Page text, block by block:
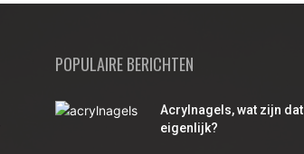
POPULAIRE BERICHTEN
Acrylnagels, wat zijn dat
eigenlijk?